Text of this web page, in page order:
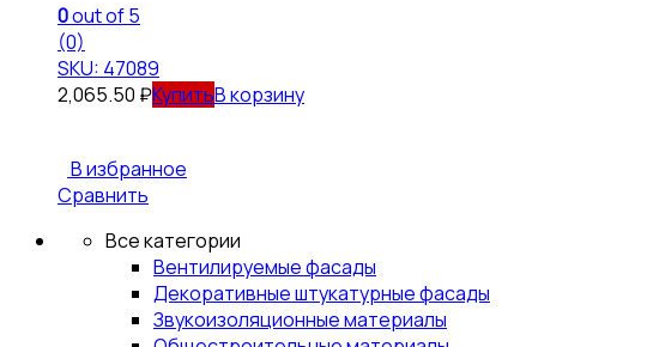
0out of 5
(0)
SKU: 47089
2,065.50 ₽ В корзину
В избранное
Сравнить
Все категории
Вентилируемые фасады
Декоративные штукатурные фасады
Звукоизоляционные материалы